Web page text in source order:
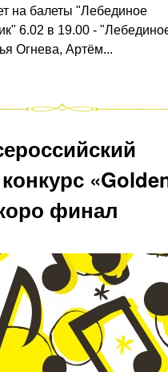
на балеты "Лебединое
6.02 в 19.00 -
Огнева, Артём...
финал